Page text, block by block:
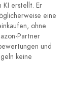
erstellt. Er
eine
ohne
Partner
und
keine